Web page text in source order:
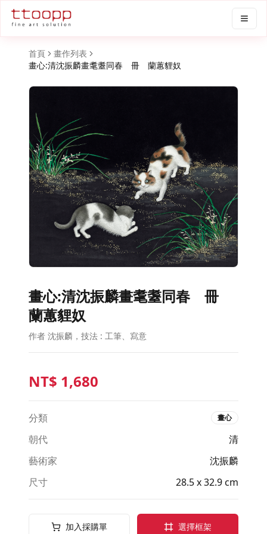
首頁
畫作列表
畫心:清沈振麟畫耄耋同春 冊 蘭蕙貍奴
畫心:清沈振麟畫耄耋同春 冊
蘭蕙貍奴
作者 沈振麟，技法 : 工筆、寫意
NT$ 1,680
分類 畫心
朝代
清
藝術家
沈振麟
尺寸
28.5 x 32.9 cm
加入採購單 選擇框架